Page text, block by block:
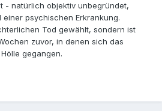
- natürlich objektiv unbegründet,
psychischen Erkrankung.
Tod gewählt, sondern ist
zuvor, in denen sich das
gegangen.